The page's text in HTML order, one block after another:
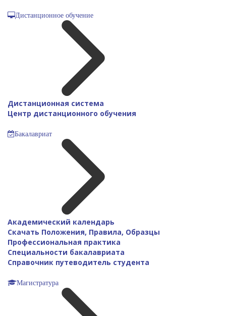
Дистанционное обучение
Дистанционная система
Центр дистанционного обучения
Бакалавриат
Академический календарь
Скачать Положения, Правила, Образцы
Профессиональная практика
Специальности бакалавриата
Справочник путеводитель студента
Магистратура